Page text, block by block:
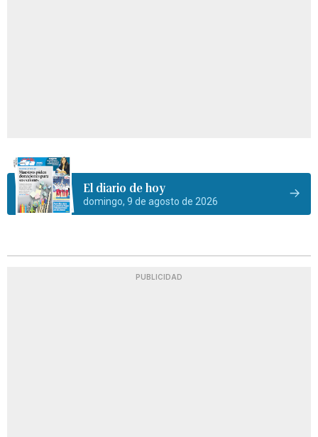
El diario de hoy
domingo, 9 de agosto de 2026
PUBLICIDAD